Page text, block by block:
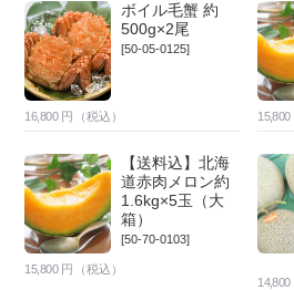
ボイル毛蟹 約
500g×2尾
[50-05-0125]
16,800 円（税込） 15,800
【送料込】北海
道赤肉メロン約
1.6kg×5玉（大
箱）
[50-70-0103]
15,800 円（税込）
14,800